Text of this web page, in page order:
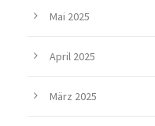
Mai 2025
April 2025
März 2025